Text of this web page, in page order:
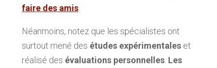
faire des amis.
Néanmoins, notez que les spécialistes ont
surtout mené des études expérimentaleset
réalisé des évaluations personnelles. Les